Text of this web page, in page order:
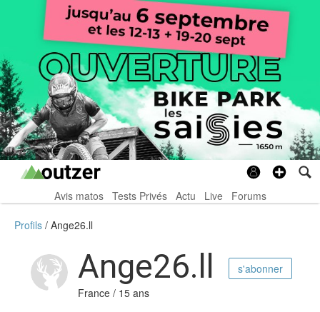
Avis matos Tests Privés Actu Live Forums
Profils Ange26.ll
Ange26.ll
s'abonner
France / 15 ans